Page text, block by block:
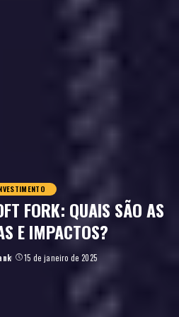
FORK: QUAIS SÃO AS
E IMPACTOS?
15 de janeiro de 2025